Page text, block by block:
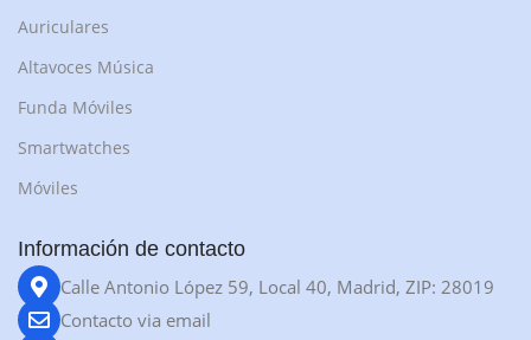
Auriculares
Altavoces Música
Funda Móviles
Smartwatches
Móviles
Información de contacto
Calle Antonio López 59, Local 40, Madrid, ZIP: 28019
Contacto via email